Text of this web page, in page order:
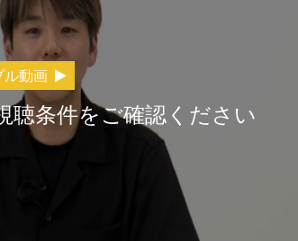
ル動画
聴条件をご確認ください